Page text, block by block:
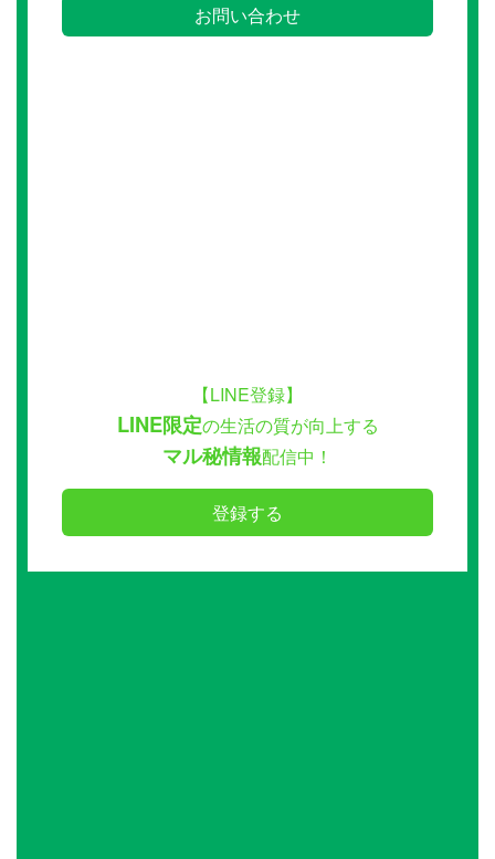
お問い合わせ
【LINE登録】
LINE限定の生活の質が向上する
マル秘情報配信中！
登録する